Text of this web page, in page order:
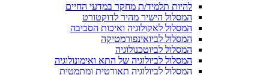
להיות תלמיד/ת מחקר במדעי החיים
המסלול הישיר מהיר לדוקטורט
המסלול לאקולוגיה ואיכות הסביבה
המסלול לביואינפורמטיקה
המסלול לביוטכנולוגיה
המסלול לביולוגיה של התא ואימונולוגיה
המסלול לביולוגיה תאורטית ומתמטית